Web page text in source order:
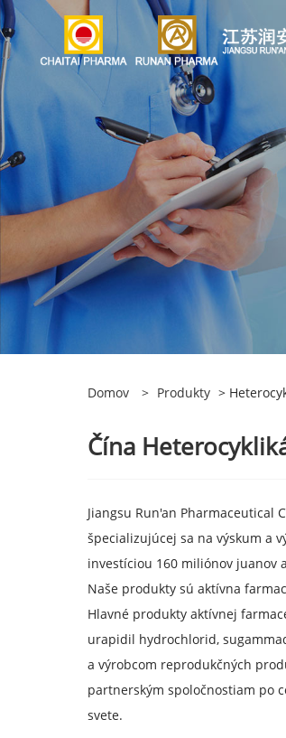
Domov > Produkty >
Čína
Jiangsu Run'an Pharmaceutical
špecializujúcej sa na výskum a
investíciou 160 miliónov juanov
Naše produkty sú aktívna
Hlavné produkty aktívnej
urapidil hydrochlorid,
a výrobcom reprodukčných
partnerským spoločnostiam po
svete.